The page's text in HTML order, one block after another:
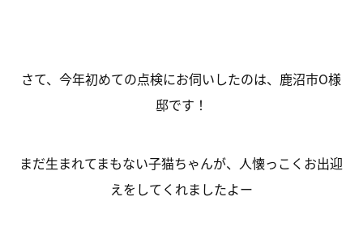
さて、今年初めての点検にお伺いしたのは、鹿沼市O様
邸です！
まだ生まれてまもない子猫ちゃんが、人懐っこくお出迎
えをしてくれましたよー